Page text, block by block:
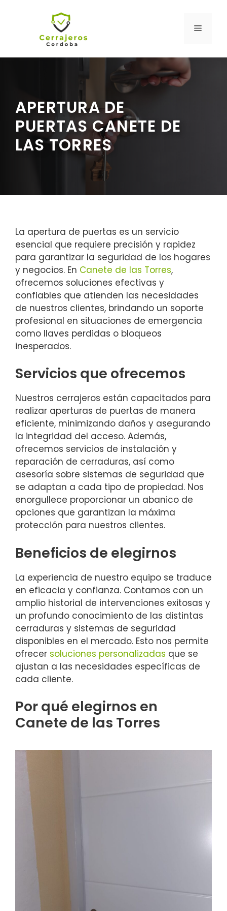
MENÚ
APERTURA DE
PUERTAS CANETE DE
LAS TORRES
La apertura de puertas es un servicio
esencial que requiere precisión y rapidez
para garantizar la seguridad de los hogares
y negocios. En Canete de las Torres,
ofrecemos soluciones efectivas y
confiables que atienden las necesidades
de nuestros clientes, brindando un soporte
profesional en situaciones de emergencia
como llaves perdidas o bloqueos
inesperados.
Servicios que ofrecemos
Nuestros cerrajeros están capacitados para
realizar aperturas de puertas de manera
eficiente, minimizando daños y asegurando
la integridad del acceso. Además,
ofrecemos servicios de instalación y
reparación de cerraduras, así como
asesoría sobre sistemas de seguridad que
se adaptan a cada tipo de propiedad. Nos
enorgullece proporcionar un abanico de
opciones que garantizan la máxima
protección para nuestros clientes.
Beneficios de elegirnos
La experiencia de nuestro equipo se traduce
en eficacia y confianza. Contamos con un
amplio historial de intervenciones exitosas y
un profundo conocimiento de las distintas
cerraduras y sistemas de seguridad
disponibles en el mercado. Esto nos permite
ofrecer soluciones personalizadas que se
ajustan a las necesidades específicas de
cada cliente.
Por qué elegirnos en
Canete de las Torres